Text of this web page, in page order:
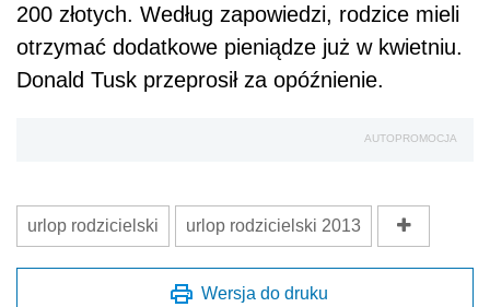
200 złotych. Według zapowiedzi, rodzice mieli
otrzymać dodatkowe pieniądze już w kwietniu.
Donald Tusk przeprosił za opóźnienie.
AUTOPROMOCJA
urlop rodzicielski urlop rodzicielski 2013
Wersja do druku